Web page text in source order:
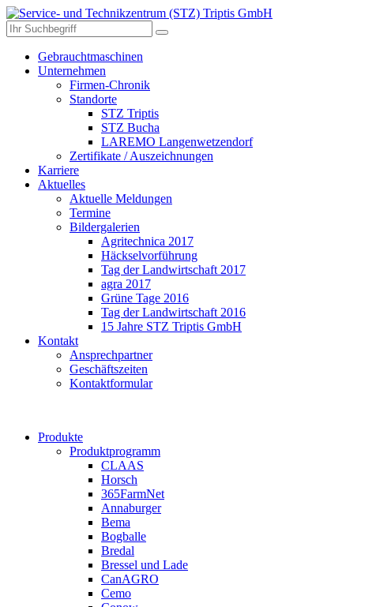
Gebrauchtmaschinen
Unternehmen
Firmen-Chronik
Standorte
STZ Triptis
STZ Bucha
LAREMO Langenwetzendorf
Zertifikate / Auszeichnungen
Karriere
Aktuelles
Aktuelle Meldungen
Termine
Bildergalerien
Agritechnica 2017
Häckselvorführung
Tag der Landwirtschaft 2017
agra 2017
Grüne Tage 2016
Tag der Landwirtschaft 2016
15 Jahre STZ Triptis GmbH
Kontakt
Ansprechpartner
Geschäftszeiten
Kontaktformular
Produkte
Produktprogramm
CLAAS
Horsch
365FarmNet
Annaburger
Bema
Bogballe
Bredal
Bressel und Lade
CanAGRO
Cemo